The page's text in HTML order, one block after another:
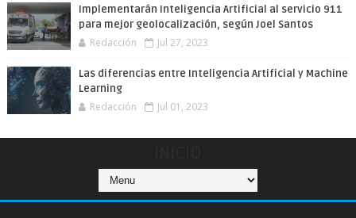
Implementarán Inteligencia Artificial al servicio 911
para mejor geolocalización, según Joel Santos
Redacción Jul 27, 2023
Las diferencias entre Inteligencia Artificial y Machine
Learning
Redacción Jul 01, 2023